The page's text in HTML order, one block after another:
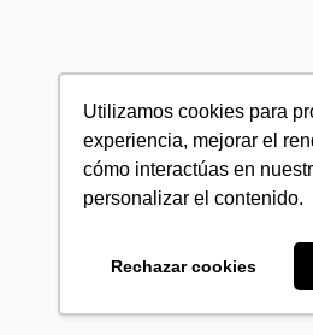
Utilizamos cookies para
experiencia, mejorar el
cómo interactúas en
personalizar el contenido.
Rechazar cookies